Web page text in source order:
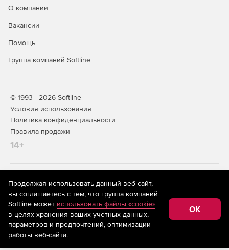
О компании
Вакансии
Помощь
Группа компаний Softline
© 1993—2026 Softline
Условия использования
Политика конфиденциальности
Правила продажи
14+
На информационном ресурсе store.softline.ru применяются
рекомендательные технологии
(информационные технологии
предоставления информации на основе сбора,
систематизации и анализа сведений, относящихся к
предпочтениям пользователей сети «Интернет»,
находящихся на территории Российской Федерации)
Продолжая использовать данный веб-сайт,
вы соглашаетесь с тем, что группа компаний
Softline может использовать файлы «cookie»
в целях хранения ваших учетных данных,
параметров и предпочтений, оптимизации
работы веб-сайта.
OK